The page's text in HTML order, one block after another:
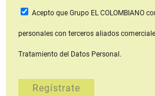
Acepto que Grupo EL COLOMBIANO
personales con terceros aliados
Tratamiento del Datos Personal.